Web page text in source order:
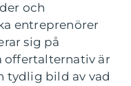
och
entreprenörer
sig på
offertalternativ är
tydlig bild av vad